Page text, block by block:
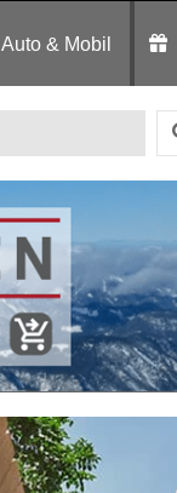
Auto & Mobil